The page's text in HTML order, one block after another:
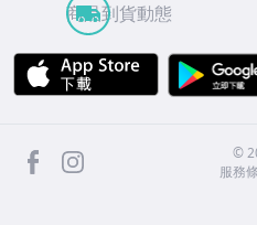
商品到貨動態
APP Store
facebook ©
服務